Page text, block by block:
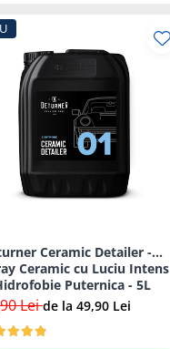
Ceramic Detailer -
Ceramic cu Luciu Intens
Puternica - 5L
Leide la 49,90 Lei